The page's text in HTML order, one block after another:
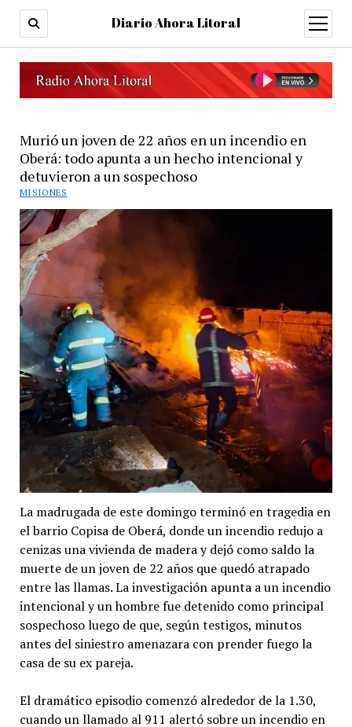
Diario Ahora Litoral
open
menu
Murió un joven de 22 años en un incendio en
Oberá: todo apunta a un hecho intencional y
detuvieron a un sospechoso
MISIONES
La madrugada de este domingo terminó en tragedia en
el barrio Copisa de Oberá, donde un incendio redujo a
cenizas una vivienda de madera y dejó como saldo la
muerte de un joven de 22 años que quedó atrapado
entre las llamas. La investigación apunta a un incendio
intencional y un hombre fue detenido como principal
sospechoso luego de que, según testigos, minutos
antes del siniestro amenazara con prender fuego la
casa de su ex pareja.
El dramático episodio comenzó alrededor de la 1.30,
cuando un llamado al 911 alertó sobre un incendio en